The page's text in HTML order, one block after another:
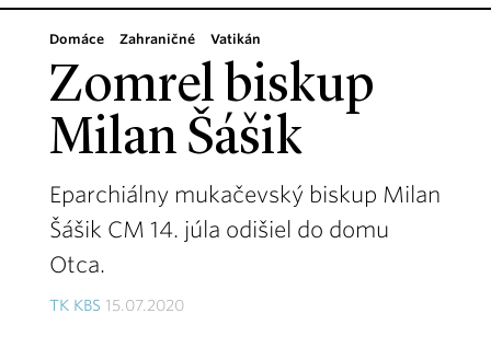
Domáce Zahraničné Vatikán
Zomrel biskup
Milan Šášik
Eparchiálny mukačevský biskup Milan
Šášik CM 14. júla odišiel do domu
Otca.
TK KBS 15.07.2020